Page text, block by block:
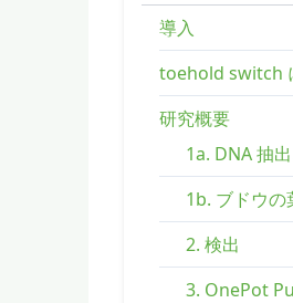
導入
toehold switch
研究概要
1a. DNA 抽
1b. ブドウの
2. 検出
3. OnePot